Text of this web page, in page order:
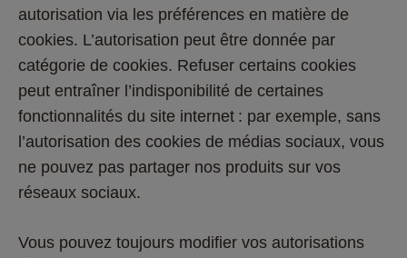
autorisation via les préférences en matière de
cookies. L’autorisation peut être donnée par
catégorie de cookies. Refuser certains cookies
peut entraîner l’indisponibilité de certaines
fonctionnalités du site internet : par exemple, sans
l’autorisation des cookies de médias sociaux, vous
ne pouvez pas partager nos produits sur vos
réseaux sociaux.
Vous pouvez toujours modifier vos autorisations